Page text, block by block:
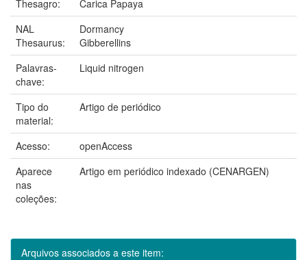
Thesagro:
Carica Papaya
NAL
Thesaurus:
Dormancy
Gibberellins
Palavras-
chave:
Liquid nitrogen
Tipo do
material:
Artigo de periódico
Acesso:
openAccess
Aparece
nas
coleções:
Artigo em periódico indexado (CENARGEN)
Arquivos associados a este item: